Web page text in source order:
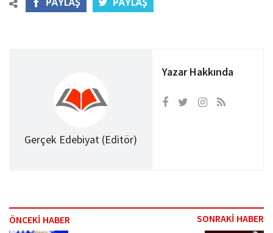
Gerçek Edebiyat (Editör)
Yazar Hakkında
ÖNCEKİ HABER SONRAKİ HABER